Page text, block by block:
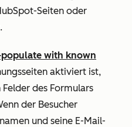
Seiten oder
populate with known
aktiviert ist,
des Formulars
der Besucher
und seine E-Mail-